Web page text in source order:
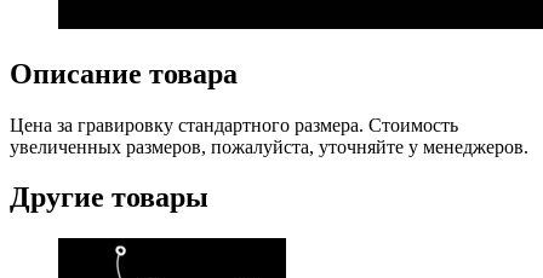
Описание товара
Цена за гравировку стандартного размера. Стоимость
увеличенных размеров, пожалуйста, уточняйте у менеджеров.
Другие товары